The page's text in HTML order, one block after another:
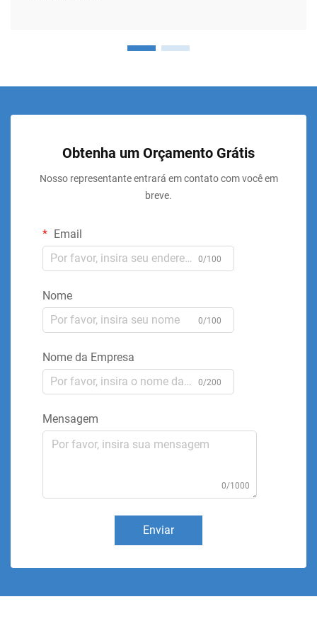
Obtenha um Orçamento Grátis
Nosso representante entrará em contato com você em
breve.
Email
0/100
Nome
0/100
Nome da Empresa
0/200
Mensagem
0/1000
Enviar